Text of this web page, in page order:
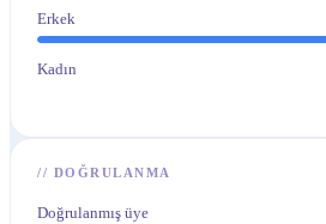
Erkek
Kadın
// DOĞRULANMA
Doğrulanmış üye